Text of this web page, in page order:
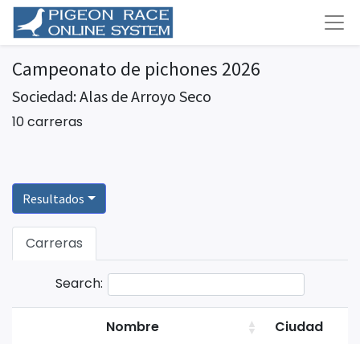
Campeonato de pichones 2026
Sociedad: Alas de Arroyo Seco
10 carreras
Resultados
Carreras
Search:
Nombre Ciudad